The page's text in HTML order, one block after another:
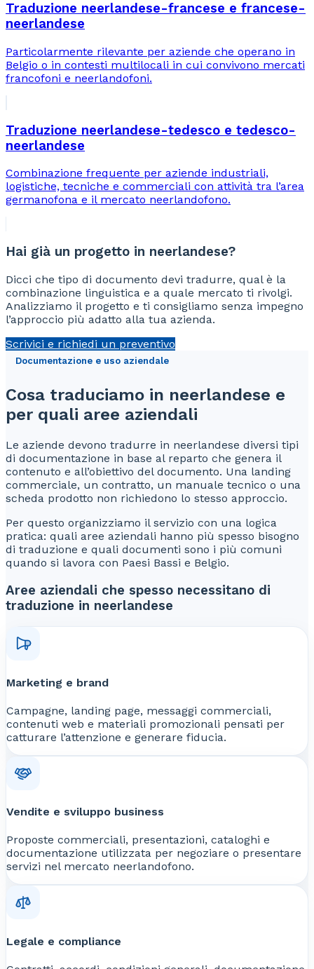
Traduzione neerlandese-francese e francese-
neerlandese
Particolarmente rilevante per aziende che operano in
Belgio o in contesti multilocali in cui convivono mercati
francofoni e neerlandofoni.
Traduzione neerlandese-tedesco e tedesco-
neerlandese
Combinazione frequente per aziende industriali,
logistiche, tecniche e commerciali con attività tra l’area
germanofona e il mercato neerlandofono.
Hai già un progetto in neerlandese?
Dicci che tipo di documento devi tradurre, qual è la
combinazione linguistica e a quale mercato ti rivolgi.
Analizziamo il progetto e ti consigliamo senza impegno
l’approccio più adatto alla tua azienda.
Scrivici e richiedi un preventivo
Documentazione e uso aziendale
Cosa traduciamo in neerlandese e
per quali aree aziendali
Le aziende devono tradurre in neerlandese diversi tipi
di documentazione in base al reparto che genera il
contenuto e all’obiettivo del documento. Una landing
commerciale, un contratto, un manuale tecnico o una
scheda prodotto non richiedono lo stesso approccio.
Per questo organizziamo il servizio con una logica
pratica: quali aree aziendali hanno più spesso bisogno
di traduzione e quali documenti sono i più comuni
quando si lavora con Paesi Bassi e Belgio.
Aree aziendali che spesso necessitano di
traduzione in neerlandese
Marketing e brand
Campagne, landing page, messaggi commerciali,
contenuti web e materiali promozionali pensati per
catturare l’attenzione e generare fiducia.
Vendite e sviluppo business
Proposte commerciali, presentazioni, cataloghi e
documentazione utilizzata per negoziare o presentare
servizi nel mercato neerlandofono.
Legale e compliance